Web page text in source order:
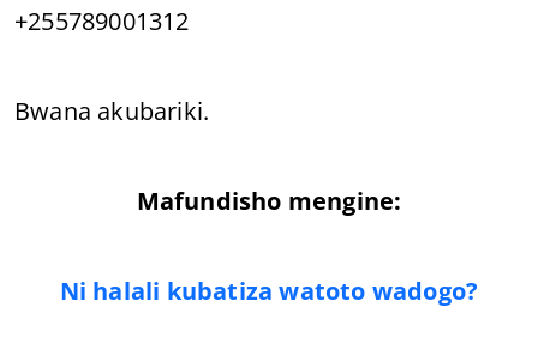
+255789001312
Bwana akubariki.
Mafundisho mengine:
Ni halali kubatiza watoto wadogo?